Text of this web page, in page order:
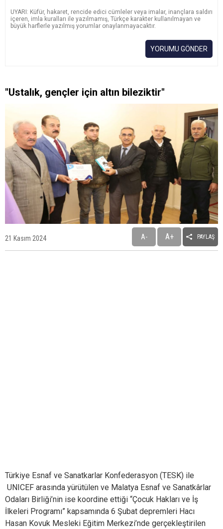
UYARI: Küfür, hakaret, rencide edici cümleler veya imalar, inançlara saldırı
içeren, imla kuralları ile yazılmamış, Türkçe karakter kullanılmayan ve
büyük harflerle yazılmış yorumlar onaylanmayacaktır.
YORUMU GÖNDER
"Ustalık, gençler için altın bileziktir"
21 Kasım 2024 A- A+ PAYLAŞ
Türkiye Esnaf ve Sanatkarlar Konfederasyon (TESK) ile
UNICEF arasında yürütülen ve Malatya Esnaf ve Sanatkârlar
Odaları Birliği’nin ise koordine ettiği “Çocuk Hakları ve İş
İlkeleri Programı” kapsamında 6 Şubat depremleri Hacı
Hasan Kovuk Mesleki Eğitim Merkezi’nde gerçekleştirilen